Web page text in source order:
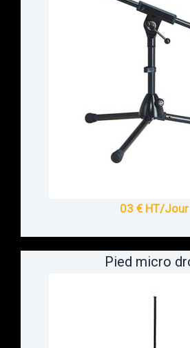
03 € HT/Jour
Pied micro